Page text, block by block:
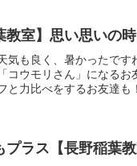
教室】思い思いの
気も良く、暑かったで
コウモリさん」になる
と力比べをするお友達も
プラス【長野稲葉